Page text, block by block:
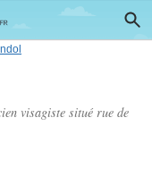
visagiste situé rue de